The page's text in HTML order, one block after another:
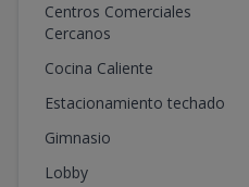
Centros Comerciales
Cercanos
Cocina Caliente
Estacionamiento techado
Gimnasio
Lobby